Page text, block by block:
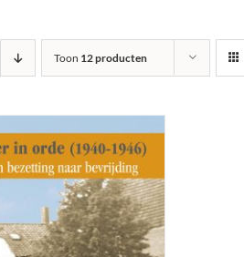
Toon 12 producten